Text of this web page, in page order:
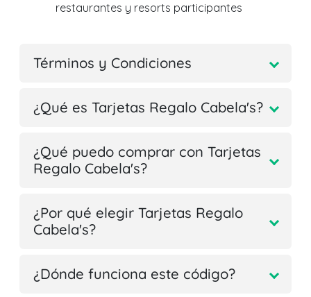
restaurantes y resorts participantes
Términos y Condiciones
¿Qué es Tarjetas Regalo Cabela's?
¿Qué puedo comprar con Tarjetas
Regalo Cabela's?
¿Por qué elegir Tarjetas Regalo
Cabela's?
¿Dónde funciona este código?